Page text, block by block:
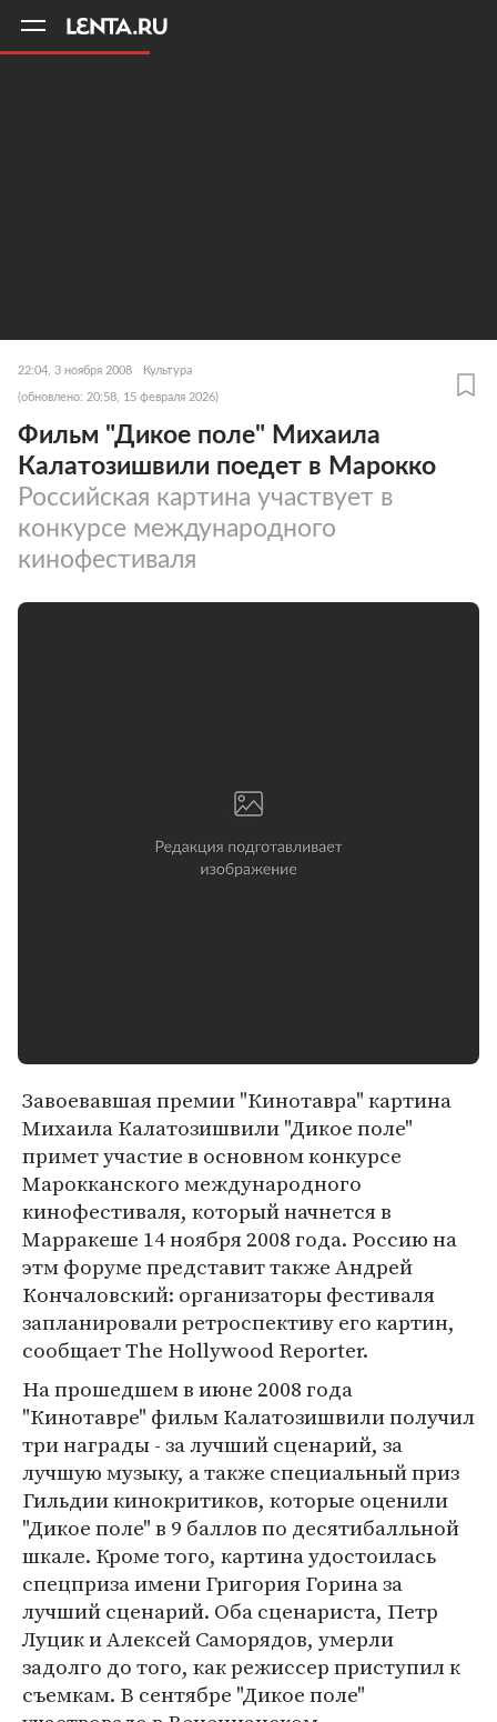
22:04, 3 ноября 2008 Культура
(обновлено: 20:58, 15 февраля 2026)
Фильм "Дикое поле" Михаила
Калатозишвили поедет в Марокко
Российская картина участвует в
конкурсе международного
кинофестиваля
Завоевавшая премии "Кинотавра" картина
Михаила Калатозишвили "Дикое поле"
примет участие в основном конкурсе
Марокканского международного
кинофестиваля, который начнется в
Марракеше 14 ноября 2008 года. Россию на
этм форуме представит также Андрей
Кончаловский: организаторы фестиваля
запланировали ретроспективу его картин,
сообщает The Hollywood Reporter.
На прошедшем в июне 2008 года
"Кинотавре" фильм Калатозишвили получил
три награды - за лучший сценарий, за
лучшую музыку, а также специальный приз
Гильдии кинокритиков, которые оценили
"Дикое поле" в 9 баллов по десятибалльной
шкале. Кроме того, картина удостоилась
спецприза имени Григория Горина за
лучший сценарий. Оба сценариста, Петр
Луцик и Алексей Саморядов, умерли
задолго до того, как режиссер приступил к
съемкам. В сентябре "Дикое поле"